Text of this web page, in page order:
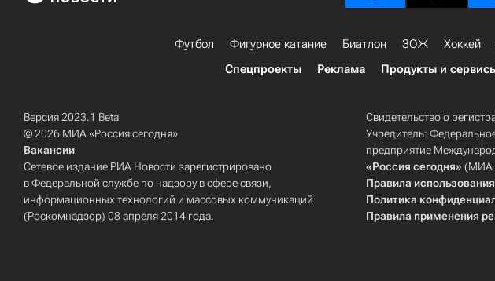
Футбол Фигурное катание Биатлон ЗОЖ Хоккей
Спецпроекты
Реклама Продукты и
Версия 2023.1 Beta
© 2026 МИА «Россия сегодня»
Вакансии
Сетевое издание РИА Новости зарегистрировано
в Федеральной службе по надзору в сфере связи,
информационных технологий и массовых коммуникаций
(Роскомнадзор) 08 апреля 2014 года.
Свидетельство о
Учредитель:
предприятие
«Россия сегодня» (МИА
Правила
Политика
Правила применения